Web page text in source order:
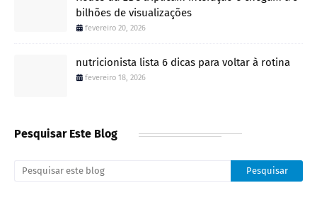
bilhões de visualizações
fevereiro 20, 2026
nutricionista lista 6 dicas para voltar à rotina
fevereiro 18, 2026
Pesquisar Este Blog